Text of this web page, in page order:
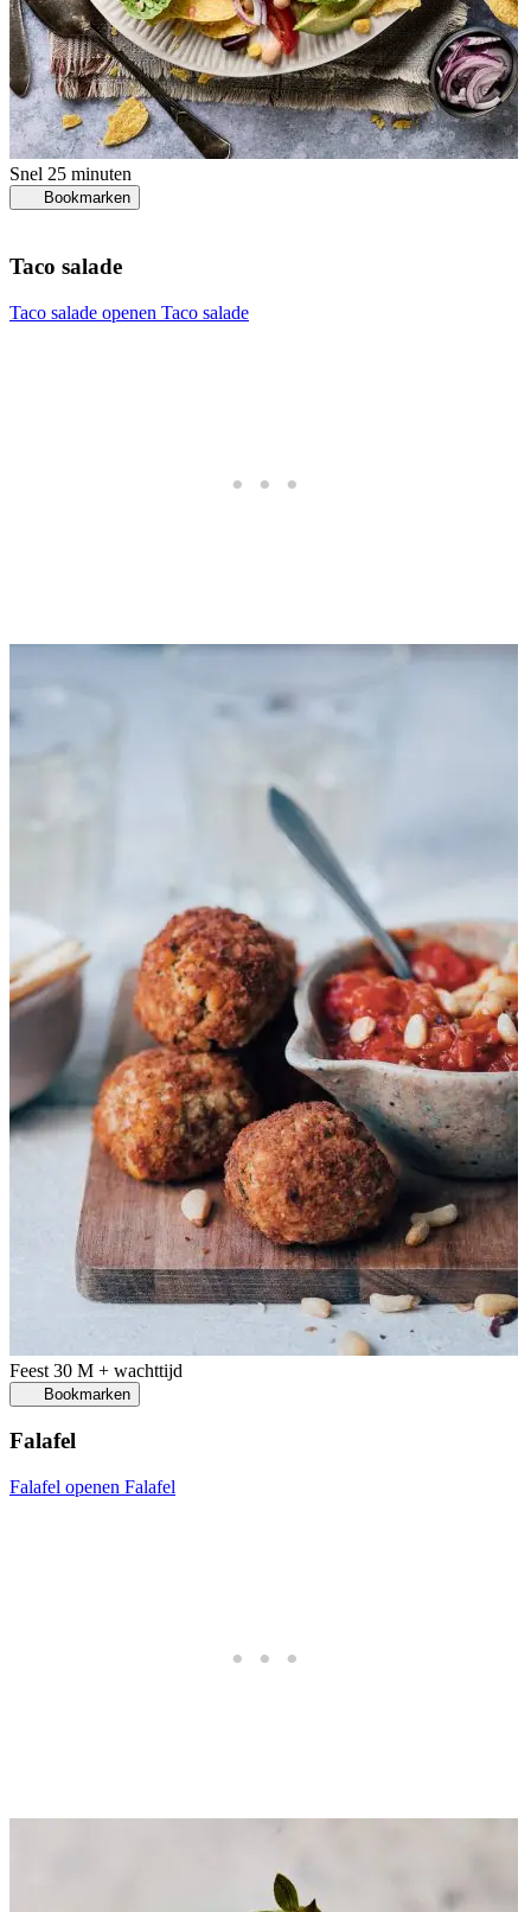
Snel 25 minuten
Bookmarken
Taco salade
Taco salade openen Taco salade
Feest 30 M + wachttijd
Bookmarken
Falafel
Falafel openen Falafel